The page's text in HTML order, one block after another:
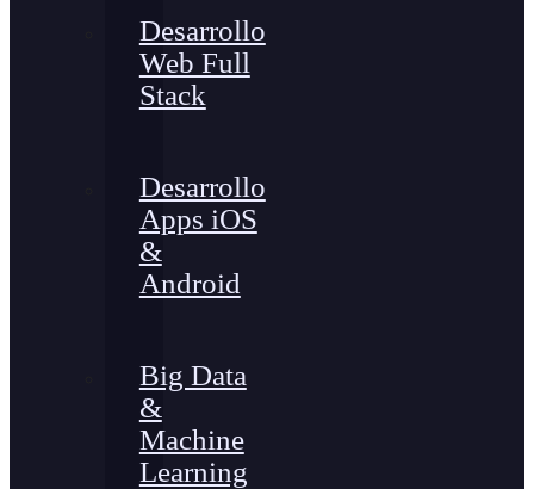
Desarrollo
Web Full
Stack
Desarrollo
Apps iOS
&
Android
Big Data
&
Machine
Learning